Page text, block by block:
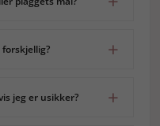
jeg er usikker?